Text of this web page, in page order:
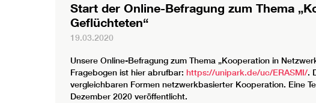
Start der Online-Befragung zum Thema
Geflüchteten“
19.03.2020
Unsere Online-Befragung zum Thema „Kooperation in
Fragebogen ist hier abrufbar: https://unipark.de/uc/ERASMI/.
vergleichbaren Formen netzwerkbasierter Kooperation. Eine
Dezember 2020 veröffentlicht.